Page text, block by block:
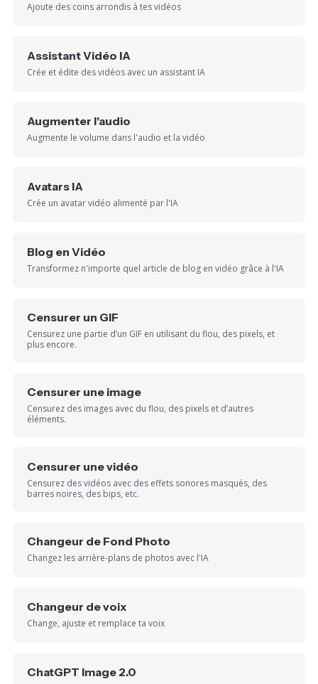
Ajoute des coins arrondis à tes vidéos
Assistant Vidéo IA
Crée et édite des vidéos avec un assistant IA
Augmenter l'audio
Augmente le volume dans l'audio et la vidéo
Avatars IA
Crée un avatar vidéo alimenté par l'IA
Blog en Vidéo
Transformez n'importe quel article de blog en vidéo grâce à l'IA
Censurer un GIF
Censurez une partie d’un GIF en utilisant du flou, des pixels, et
plus encore.
Censurer une image
Censurez des images avec du flou, des pixels et d’autres
éléments.
Censurer une vidéo
Censurez des vidéos avec des effets sonores masqués, des
barres noires, des bips, etc.
Changeur de Fond Photo
Changez les arrière-plans de photos avec l'IA
Changeur de voix
Change, ajuste et remplace ta voix
ChatGPT Image 2.0